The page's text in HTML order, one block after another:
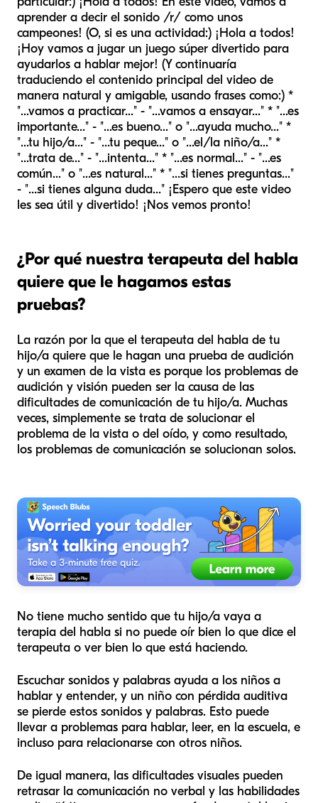
aprender a decir el sonido /r/ como unos
campeones! (O, si es una actividad:) ¡Hola a todos!
¡Hoy vamos a jugar un juego súper divertido para
ayudarlos a hablar mejor! (Y continuaría
traduciendo el contenido principal del video de
manera natural y amigable, usando frases como:) *
"...vamos a practicar..." - "...vamos a ensayar..." * "...es
importante..." - "...es bueno..." o "...ayuda mucho..." *
"...tu hijo/a..." - "...tu peque..." o "...el/la niño/a..." *
"...trata de..." - "...intenta..." * "...es normal..." - "...es
común..." o "...es natural..." * "...si tienes preguntas..."
- "...si tienes alguna duda..." ¡Espero que este video
les sea útil y divertido! ¡Nos vemos pronto!
¿Por qué nuestra terapeuta del habla
quiere que le hagamos estas
pruebas?
La razón por la que el terapeuta del habla de tu
hijo/a quiere que le hagan una prueba de audición
y un examen de la vista es porque los problemas de
audición y visión pueden ser la causa de las
dificultades de comunicación de tu hijo/a. Muchas
veces, simplemente se trata de solucionar el
problema de la vista o del oído, y como resultado,
los problemas de comunicación se solucionan solos.
No tiene mucho sentido que tu hijo/a vaya a
terapia del habla si no puede oír bien lo que dice el
terapeuta o ver bien lo que está haciendo.
Escuchar sonidos y palabras ayuda a los niños a
hablar y entender, y un niño con pérdida auditiva
se pierde estos sonidos y palabras. Esto puede
llevar a problemas para hablar, leer, en la escuela, e
incluso para relacionarse con otros niños.
De igual manera, las dificultades visuales pueden
retrasar la comunicación no verbal y las habilidades